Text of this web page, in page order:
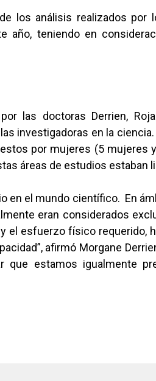
los análisis realizados por
año, teniendo en
las doctoras Derrien,
investigadoras en la
por mujeres (5 mujeres
áreas de estudios estaban
en el mundo científico. En
eran considerados
el esfuerzo físico requerido,
afirmó Morgane
que estamos igualmente